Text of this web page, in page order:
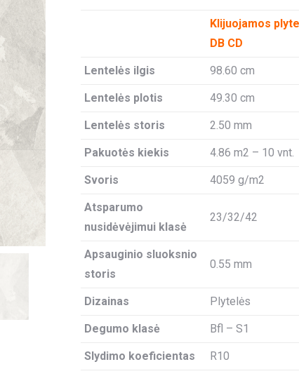
Klijuojamos
DB CD
Lentelės ilgis 98.60 cm
Lentelės plotis 49.30 cm
Lentelės storis 2.50 mm
Pakuotės kiekis 4.86 m2 – 10 vnt.
Svoris 4059 g/m2
Atsparumo
nusidėvėjimui klasė
23/32/42
Apsauginio sluoksnio
storis
0.55 mm
Dizainas Plytelės
Degumo klasė Bfl – S1
Slydimo koeficientas R10